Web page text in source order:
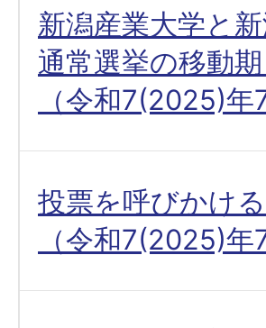
新潟産業大学と
通常選挙の移動
（令和7(2025)
投票を呼びかけ
（令和7(2025)